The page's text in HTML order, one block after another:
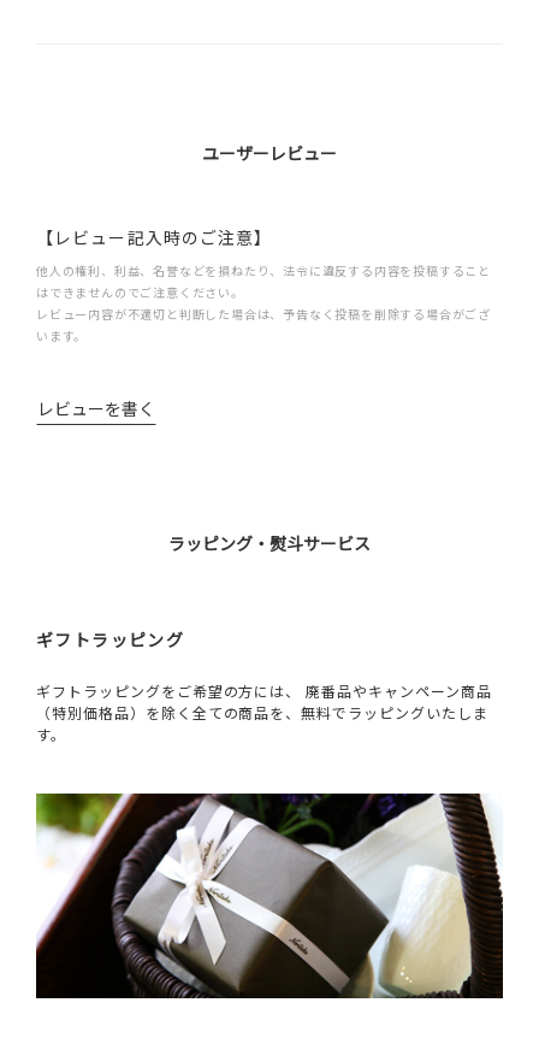
ユーザーレビュー
【レビュー記入時のご注意】
他人の権利、利益、名誉などを損ねたり、法令に違反する内容を投稿すること
はできませんのでご注意ください。
レビュー内容が不適切と判断した場合は、予告なく投稿を削除する場合がござ
います。
レビューを書く
ラッピング・熨斗サービス
ギフトラッピング
ギフトラッピングをご希望の方には、 廃番品やキャンペーン商品
（特別価格品）を除く全ての商品を、無料でラッピングいたしま
す。